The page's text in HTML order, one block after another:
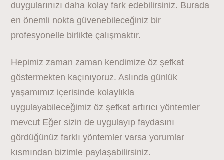
duygularınızı daha kolay fark edebilirsiniz. Burada
en önemli nokta güvenebileceğiniz bir
profesyonelle birlikte çalışmaktır.
Hepimiz zaman zaman kendimize öz şefkat
göstermekten kaçınıyoruz. Aslında günlük
yaşamımız içerisinde kolaylıkla
uygulayabileceğimiz öz şefkat artırıcı yöntemler
mevcut Eğer sizin de uygulayıp faydasını
gördüğünüz farklı yöntemler varsa yorumlar
kısmından bizimle paylaşabilirsiniz.